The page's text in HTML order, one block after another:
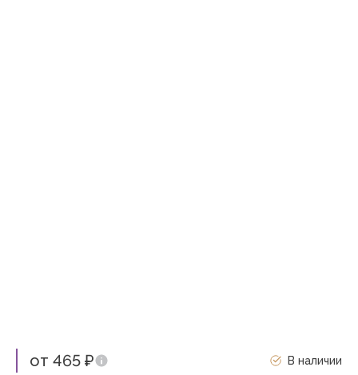
от 465 ₽ В наличии